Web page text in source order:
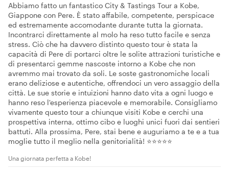
Abbiamo fatto un fantastico City & Tastings Tour a Kobe,
Giappone con Pere. È stato affabile, competente, perspicace
ed estremamente accomodante durante tutta la giornata.
Incontrarci direttamente al molo ha reso tutto facile e senza
stress. Ciò che ha davvero distinto questo tour è stata la
capacità di Pere di portarci oltre le solite attrazioni turistiche e
di presentarci gemme nascoste intorno a Kobe che non
avremmo mai trovato da soli. Le soste gastronomiche locali
erano deliziose e autentiche, offrendoci un vero assaggio della
città. Le sue storie e intuizioni hanno dato vita a ogni luogo e
hanno reso l'esperienza piacevole e memorabile. Consigliamo
vivamente questo tour a chiunque visiti Kobe e cerchi una
prospettiva interna, ottimo cibo e luoghi unici fuori dai sentieri
battuti. Alla prossima, Pere, stai bene e auguriamo a te e a tua
moglie tutto il meglio nella genitorialità! ⭐⭐⭐⭐⭐
Una giornata perfetta a Kobe!